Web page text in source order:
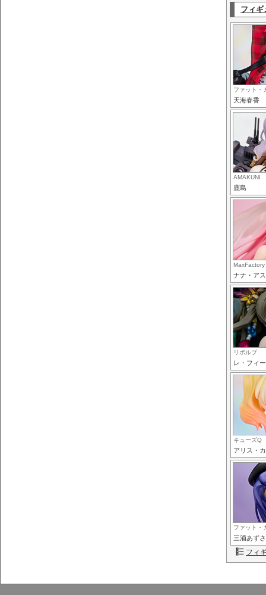
フィギ
ファット・
天海春香
AMAKUNI
鹿島
MaxFactory
ナナ・ア
リボルブ
レ・フィ
キューズQ
アリス・
ファット・
三浦あずさ
フィ